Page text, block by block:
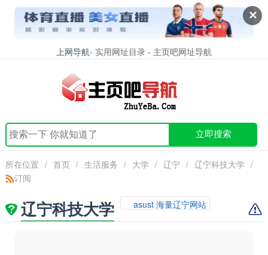
✕
上网导航- 实用网址目录 - 主页吧网址导航
立即搜索
所在位置 / 首页 / 生活服务 / 大学 / 辽宁 / 辽宁科技大学 /
订阅
辽宁科技大学 asust 海量辽宁网站